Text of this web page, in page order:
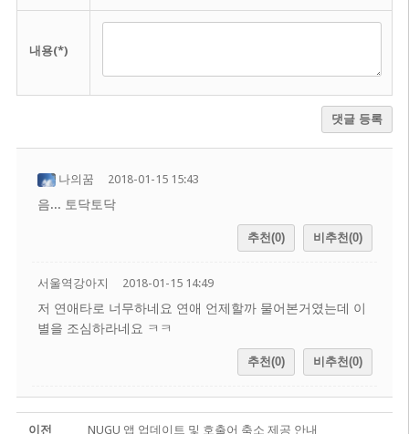
내용(*)
댓글 등록
나의꿈 2018-01-15 15:43
음... 토닥토닥
추천(0) 비추천(0)
서울역강아지 2018-01-15 14:49
저 연애타로 너무하네요 연애 언제할까 물어본거였는데 이
별을 조심하라네요 ㅋㅋ
추천(0) 비추천(0)
이전 NUGU 앱 업데이트 및 호출어 축소 제공 안내